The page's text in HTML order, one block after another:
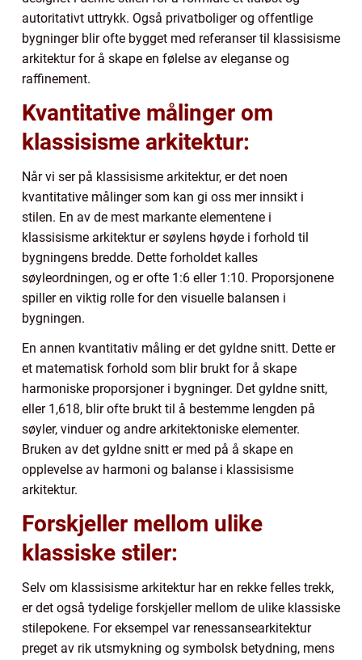
autoritativt uttrykk. Også privatboliger og offentlige
bygninger blir ofte bygget med referanser til klassisisme
arkitektur for å skape en følelse av eleganse og
raffinement.
Kvantitative målinger om
klassisisme arkitektur:
Når vi ser på klassisisme arkitektur, er det noen
kvantitative målinger som kan gi oss mer innsikt i
stilen. En av de mest markante elementene i
klassisisme arkitektur er søylens høyde i forhold til
bygningens bredde. Dette forholdet kalles
søyleordningen, og er ofte 1:6 eller 1:10. Proporsjonene
spiller en viktig rolle for den visuelle balansen i
bygningen.
En annen kvantitativ måling er det gyldne snitt. Dette er
et matematisk forhold som blir brukt for å skape
harmoniske proporsjoner i bygninger. Det gyldne snitt,
eller 1,618, blir ofte brukt til å bestemme lengden på
søyler, vinduer og andre arkitektoniske elementer.
Bruken av det gyldne snitt er med på å skape en
opplevelse av harmoni og balanse i klassisisme
arkitektur.
Forskjeller mellom ulike
klassiske stiler:
Selv om klassisisme arkitektur har en rekke felles trekk,
er det også tydelige forskjeller mellom de ulike klassiske
stilepokene. For eksempel var renessansearkitektur
preget av rik utsmykning og symbolsk betydning, mens